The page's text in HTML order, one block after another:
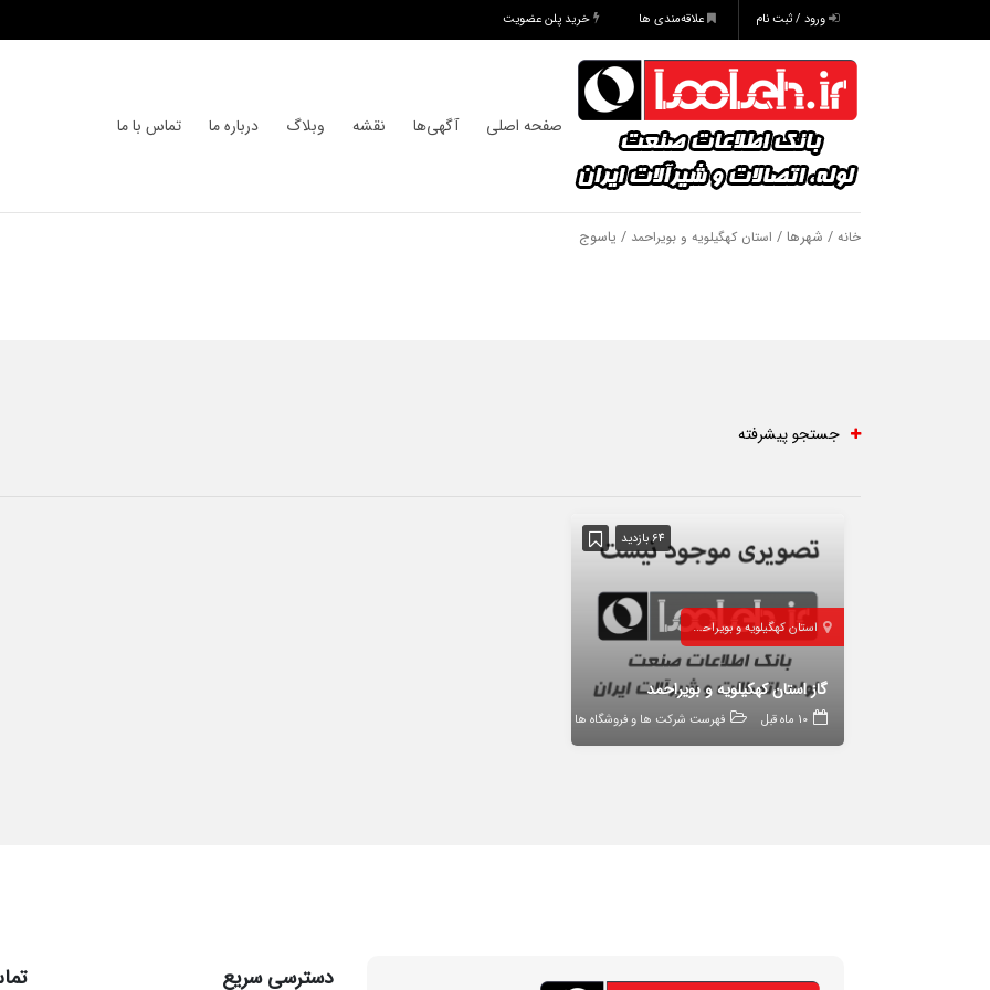
ورود / ثبت نام علاقه‌مندی ها خرید پلن عضویت
صفحه اصلی آگهی‌ها نقشه وبلاگ درباره ما تماس با ما
خانه / شهرها / استان کهگیلویه و بویراحمد / یاسوج
جستجو پیشرفته
64 بازدید
استان کهگیلویه و بویراحمد یاسوج
گاز استان کهکیلویه و بویراحمد
10 ماه قبل فهرست شرکت ها و فروشگاه ها
دسترسی سریع